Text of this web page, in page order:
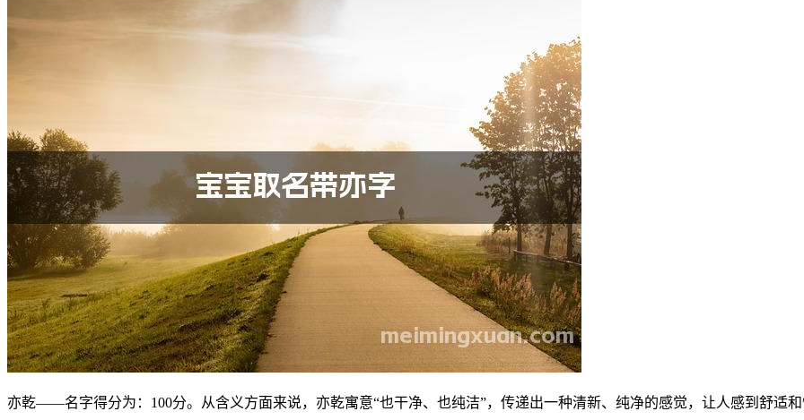
亦乾——名字得分为：100分。从含义方面来说，亦乾寓意“也干净、也纯洁”，传递出一种清新、纯净的感觉，让人感到舒适